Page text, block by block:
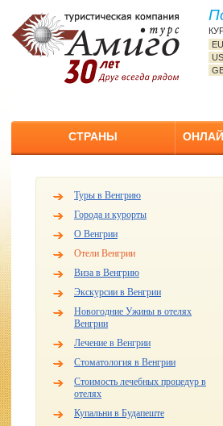
СТРАНЫ
Туры в Венгрию
Города и курорты
О Венгрии
Отели Венгрии
Виза в Венгрию
Экскурсии в Венгрии
Новогодние Ужины в отелях
Венгрии
Лечение в Венгрии
Стоматология в Венгрии
Стоимость лечебных процедур в
отелях
Купальни в Будапеште